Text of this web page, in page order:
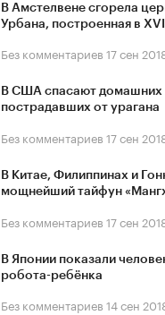
В Амстелвене сгорела
Урбана, построенная в
Без комментариев 17 сен
В США спасают домашних
пострадавших от урагана
Без комментариев 17 сен
В Китае, Филиппинах и
мощнейший тайфун
Без комментариев 17 сен
В Японии показали
робота-ребёнка
Без комментариев 14 сен